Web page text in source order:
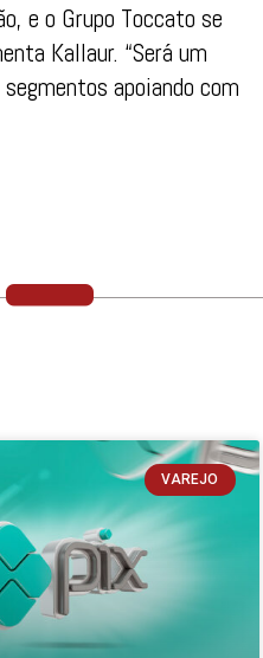
e o Grupo Toccato se
Kallaur. “Será um
apoiando com
VAREJO